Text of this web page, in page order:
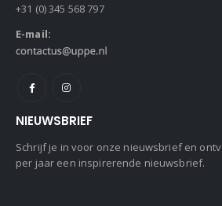
+31 (0) 345 568 797
E-mail:
NIEUWSBRIEF
Schrijf je in voor onze nieuwsbrief en
per jaar een inspirerende nieuwsbrief.